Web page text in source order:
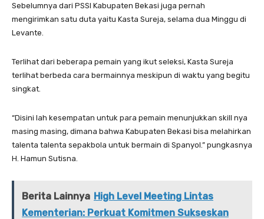
Sebelumnya dari PSSI Kabupaten Bekasi juga pernah
mengirimkan satu duta yaitu Kasta Sureja, selama dua Minggu di
Levante.
Terlihat dari beberapa pemain yang ikut seleksi, Kasta Sureja
terlihat berbeda cara bermainnya meskipun di waktu yang begitu
singkat.
“Disini lah kesempatan untuk para pemain menunjukkan skill nya
masing masing, dimana bahwa Kabupaten Bekasi bisa melahirkan
talenta talenta sepakbola untuk bermain di Spanyol.” pungkasnya
H. Hamun Sutisna.
Berita Lainnya High Level Meeting Lintas
Kementerian: Perkuat Komitmen Sukseskan